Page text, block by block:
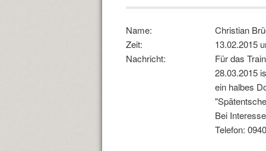
Name:
Christian
Zeit:
13.02.2015
Nachricht:
Für das
28.03.2015
ein halbes
Bei
Telefon: